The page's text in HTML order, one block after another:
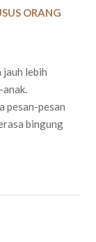
ORANG
jauh lebih
pesan-pesan
bingung